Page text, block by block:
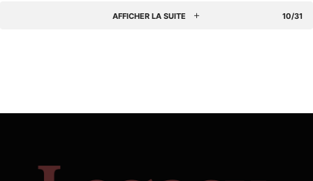
AFFICHER LA SUITE 10/31